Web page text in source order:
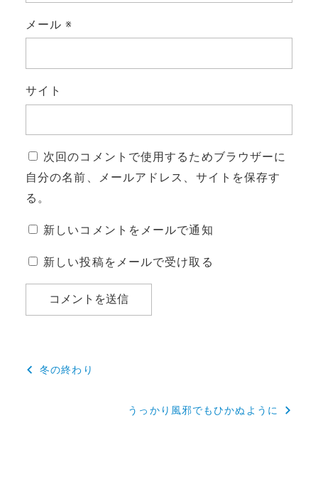
メール※
サイト
次回のコメントで使用するためブラウザーに
自分の名前、メールアドレス、サイトを保存す
る。
新しいコメントをメールで通知
新しい投稿をメールで受け取る
投
冬の終わり
うっかり風邪でもひかぬように